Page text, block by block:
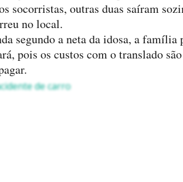
socorristas, outras duas saíram
no local.
segundo a neta da idosa, a
pois os custos com o translado